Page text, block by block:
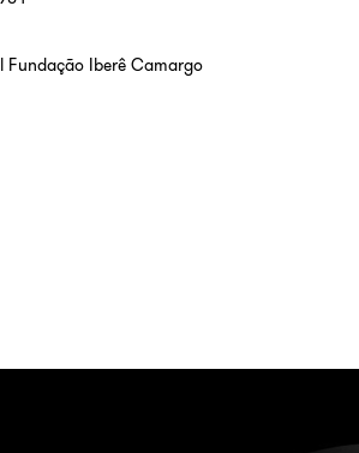
Fundação Iberê Camargo